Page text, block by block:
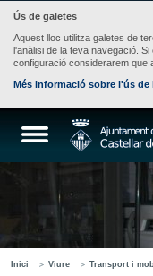
Ús de galetes
Aquest lloc utilitza galetes de
l'anàlisi de la teva navegació.
configuració considerarem que
Més informació sobre l'ús de
Inici Viure Transport i